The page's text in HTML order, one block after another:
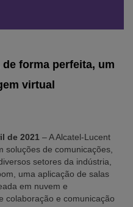
forma perfeita, um
virtual
de 2021 – A Alcatel-Lucent
soluções de comunicações,
setores da indústria,
uma aplicação de salas
em nuvem e
colaboração e comunicação